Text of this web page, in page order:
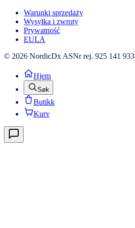
Warunki sprzedaży
Wysyłka i zwroty
Prywatność
EULA
© 2026 NordicDx ASNr rej. 925 141 933
Hjem
Søk
Butikk
Kurv